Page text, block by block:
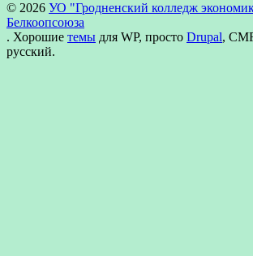
© 2026 УО "Гродненский колледж
Белкоопсоюза
. Хорошие темы для WP, просто Drupal,
русский.